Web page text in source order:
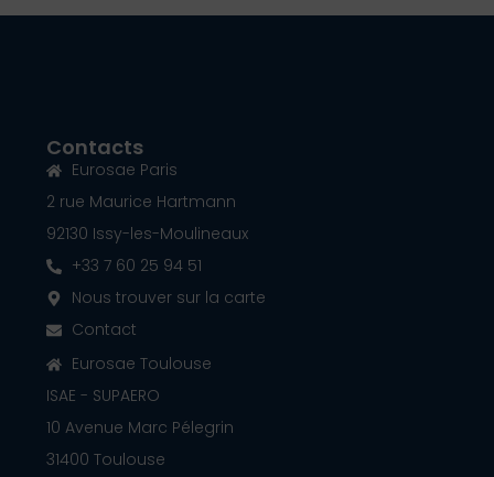
Contacts
Eurosae Paris
2 rue Maurice Hartmann
92130 Issy-les-Moulineaux
+33 7 60 25 94 51
Nous trouver sur la carte
Contact
Eurosae Toulouse
ISAE - SUPAERO
10 Avenue Marc Pélegrin
31400 Toulouse